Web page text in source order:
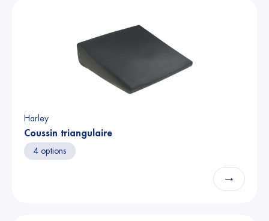
Harley
Coussin triangulaire
4 options
→